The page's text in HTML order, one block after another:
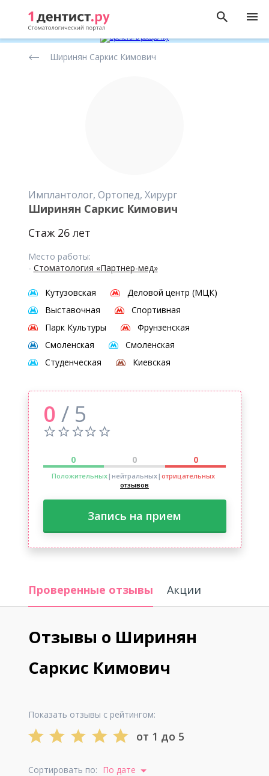
стоматологов
Ширинян Саркис Кимович
Имплантолог, Ортопед, Хирург
Ширинян Саркис Кимович
Стаж 26 лет
Место работы:
- Стоматология «Партнер-мед»
Кутузовская
Деловой центр (МЦК)
Выставочная
Спортивная
Парк Культуры
Фрунзенская
Смоленская
Смоленская
Студенческая
Киевская
0 / 5
0 0 0
Положительных|нейтральных| отрицательных
отзывов
Запись на прием
Проверенные отзывы Акции
Отзывы о Ширинян
Саркис Кимович
Показать отзывы с рейтингом:
от 1 до 5
Сортировать по: По дате